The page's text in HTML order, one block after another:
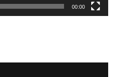
00:00